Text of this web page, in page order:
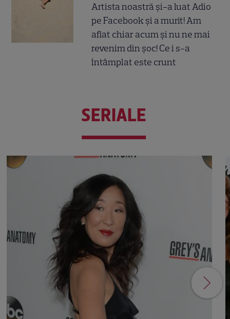
Artista noastră și-a luat Adio
pe Facebook și a murit! Am
aflat chiar acum și nu ne mai
revenim din șoc! Ce i s-a
întâmplat este crunt
SERIALE